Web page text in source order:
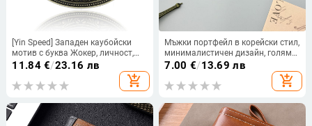
[Yin Speed] Западен каубойски
мотив с буква Жокер, личност,
метален модел от А до Я,
трансгранична, едноделна коса
11.84€/23.16 лв
add_shopping_cart
Мъжки портфейл в корейски стил,
минималистичен дизайн, голяма
вместимост, PU кожа Lychee
текстура, размери 11,5 × 9,5 × 1,5
cm
7.00 €/13.69 лв
add_shopping_cart